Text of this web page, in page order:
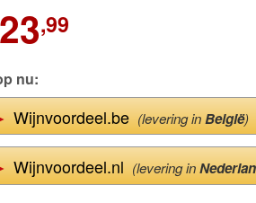
23,99
nu:
Wijnvoordeel.be(levering inBelgië)
Wijnvoordeel.nl(levering in